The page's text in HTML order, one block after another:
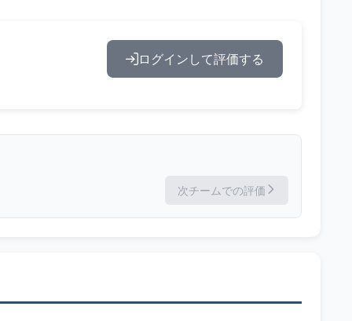
ログインして評価する
次チームでの評価